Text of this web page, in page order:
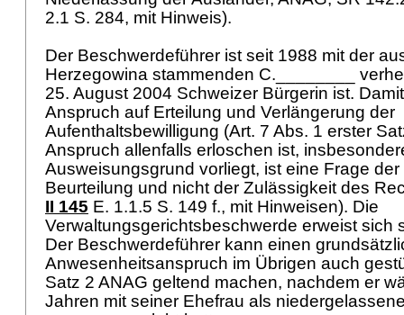
2.1 S. 284, mit Hinweis).
Der Beschwerdeführer ist seit 1988 mit der
Herzegowina stammenden C.________
25. August 2004 Schweizer Bürgerin ist.
Anspruch auf Erteilung und Verlängerung der
Aufenthaltsbewilligung (Art. 7 Abs. 1 erster
Anspruch allenfalls erloschen ist,
Ausweisungsgrund vorliegt, ist eine Frage der
Beurteilung und nicht der Zulässigkeit des
II 145 E. 1.1.5 S. 149 f., mit Hinweisen). Die
Verwaltungsgerichtsbeschwerde erweist sich
Der Beschwerdeführer kann einen
Anwesenheitsanspruch im Übrigen auch
Satz 2 ANAG geltend machen, nachdem er
Jahren mit seiner Ehefrau als